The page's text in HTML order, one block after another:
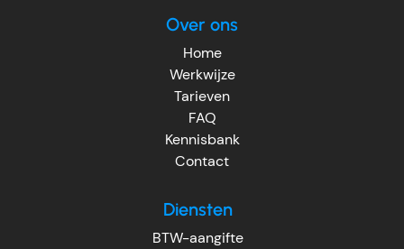
Over ons
Home
Werkwijze
Tarieven
FAQ
Kennisbank
Contact
Diensten
BTW-aangifte